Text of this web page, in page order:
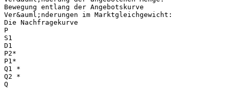
Bewegung entlang der Angebotskurve
Ver&auml;nderungen im Marktgleichgewicht:
Die Nachfragekurve
P
S1
D1
P2*
P1*
Q1 *
Q2 *
Q